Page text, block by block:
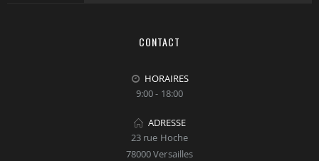
CONTACT
HORAIRES
9:00 - 18:00
ADRESSE
23 rue Hoche
78000 Versailles